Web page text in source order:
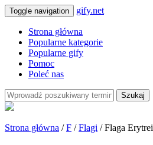
Toggle navigation gify.net
Strona główna
Popularne kategorie
Popularne gify
Pomoc
Poleć nas
Szukaj
Strona główna /F /Flagi / Flaga Erytrei